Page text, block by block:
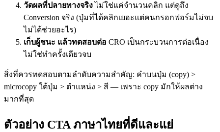
วัดผลที่ปลายทางจริงไม่ใช่แค่จำนวนคลิก แต่ดูถึง
Conversion จริง (ปุ่มที่ได้คลิกเยอะแต่คนกรอกฟอร์มไม่จบ
ไม่ได้ช่วยอะไร)
เก็บผู้ชนะ แล้วทดสอบต่อ CRO เป็นกระบวนการต่อเนื่อง
ไม่ใช่ทำครั้งเดียวจบ
สิ่งที่ควรทดสอบตามลำดับความสำคัญ: คำบนปุ่ม (copy) >
microcopy ใต้ปุ่ม > ตำแหน่ง > สี — เพราะ copy มักให้ผลต่าง
มากที่สุด
ตัวอย่าง CTA ภาษาไทยที่ดีและแย่